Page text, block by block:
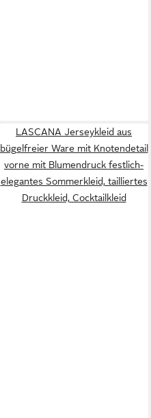
LASCANA Jerseykleid aus
bügelfreier Ware mit Knotendetail
vorne mit Blumendruck festlich-
elegantes Sommerkleid, tailliertes
Druckkleid, Cocktailkleid